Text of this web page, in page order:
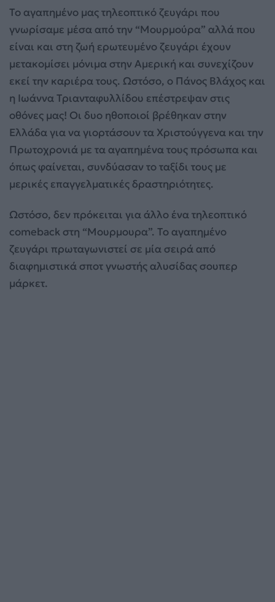
Το αγαπημένο μας τηλεοπτικό ζευγάρι που
γνωρίσαμε μέσα από την “Μουρμούρα” αλλά που
είναι και στη ζωή ερωτευμένο ζευγάρι έχουν
μετακομίσει μόνιμα στην Αμερική και συνεχίζουν
εκεί την καριέρα τους. Ωστόσο, ο Πάνος Βλάχος και
η Ιωάννα Τριανταφυλλίδου επέστρεψαν στις
οθόνες μας! Οι δυο ηθοποιοί βρέθηκαν στην
Ελλάδα για να γιορτάσουν τα Χριστούγγενα και την
Πρωτοχρονιά με τα αγαπημένα τους πρόσωπα και
όπως φαίνεται, συνδύασαν το ταξίδι τους με
μερικές επαγγελματικές δραστηριότητες.
Ωστόσο, δεν πρόκειται για άλλο ένα τηλεοπτικό
comeback στη “Μουρμουρα”. Το αγαπημένο
ζευγάρι πρωταγωνιστεί σε μία σειρά από
διαφημιστικά σποτ γνωστής αλυσίδας σουπερ
μάρκετ.